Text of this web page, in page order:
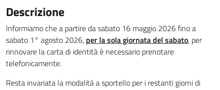
Descrizione
Informiamo che a partire da sabato 16 maggio 2026 fino a
sabato 1° agosto 2026, per la sola giornata del sabato, per
rinnovare la carta di identità è necessario prenotare
telefonicamente.
Resta invariata la modalità a sportello per i restanti giorni di